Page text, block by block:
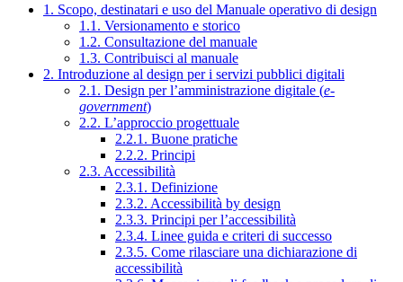
1. Scopo, destinatari e uso del Manuale operativo di design
1.1. Versionamento e storico
1.2. Consultazione del manuale
1.3. Contribuisci al manuale
2. Introduzione al design per i servizi pubblici digitali
2.1. Design per l’amministrazione digitale (e-
government)
2.2. L’approccio progettuale
2.2.1. Buone pratiche
2.2.2. Principi
2.3. Accessibilità
2.3.1. Definizione
2.3.2. Accessibilità by design
2.3.3. Principi per l’accessibilità
2.3.4. Linee guida e criteri di successo
2.3.5. Come rilasciare una dichiarazione di
accessibilità